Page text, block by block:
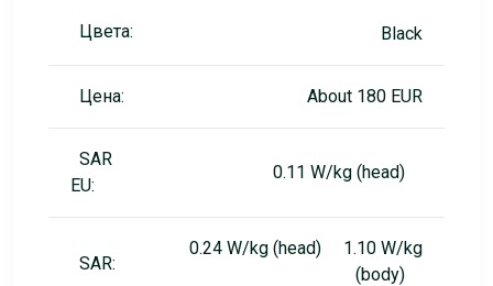
Цвета: Black
Цена: About 180 EUR
SAR
EU:
0.11 W/kg (head)
SAR:
0.24 W/kg (head) 1.10 W/kg
(body)